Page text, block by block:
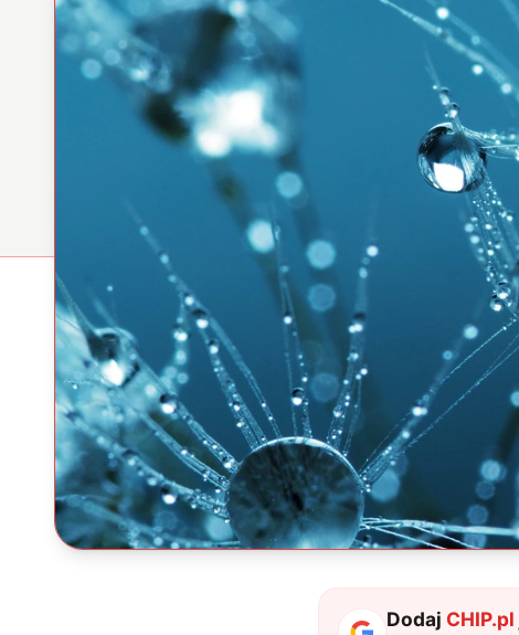
Dodaj CHIP.pl